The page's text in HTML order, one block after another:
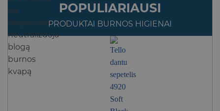
POPULIARIAUSI
PRODUKTAI BURNOS HIGIENAI